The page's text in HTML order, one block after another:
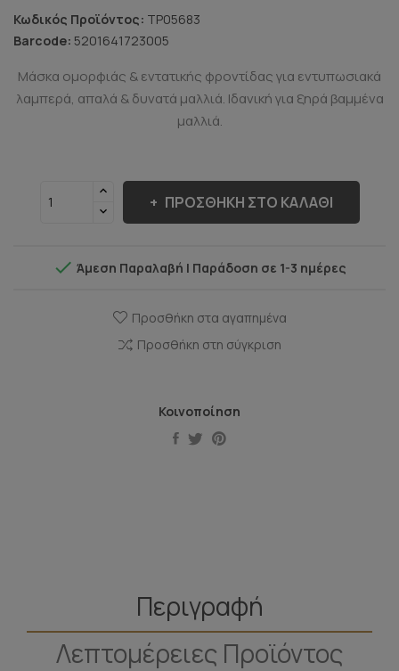
Κωδικός Προϊόντος: TP05683
Barcode: 5201641723005
Μάσκα ομορφιάς & εντατικής φροντίδας για εντυπωσιακά
λαμπερά, απαλά & δυνατά μαλλιά. Ιδανική για ξηρά βαμμένα
μαλλιά.
ΠΡΟΣΘΉΚΗ ΣΤΟ ΚΑΛΆΘΙ
 Άμεση Παραλαβή | Παράδοση σε 1-3 ημέρες
Προσθήκη στα αγαπημένα
Προσθήκη στη σύγκριση
Κοινοποίηση
Περιγραφή
Λεπτομέρειες Προϊόντος